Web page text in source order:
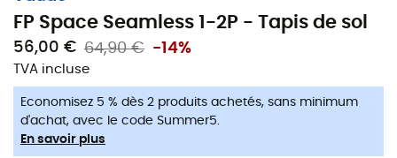
FP Space Seamless 1-2P - Tapis de sol
56,00 € 64,90 € -14%
TVA incluse
Economisez 5 % dès 2 produits achetés, sans minimum
d'achat, avec le code Summer5.
En savoir plus